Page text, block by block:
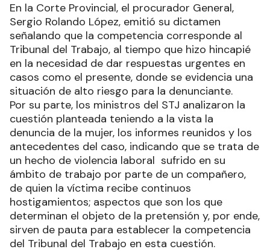
En la Corte Provincial, el procurador General,
Sergio Rolando López, emitió su dictamen
señalando que la competencia corresponde al
Tribunal del Trabajo, al tiempo que hizo hincapié
en la necesidad de dar respuestas urgentes en
casos como el presente, donde se evidencia una
situación de alto riesgo para la denunciante.
Por su parte, los ministros del STJ analizaron la
cuestión planteada teniendo a la vista la
denuncia de la mujer, los informes reunidos y los
antecedentes del caso, indicando que se trata de
un hecho de violencia laboral sufrido en su
ámbito de trabajo por parte de un compañero,
de quien la víctima recibe continuos
hostigamientos; aspectos que son los que
determinan el objeto de la pretensión y, por ende,
sirven de pauta para establecer la competencia
del Tribunal del Trabajo en esta cuestión.